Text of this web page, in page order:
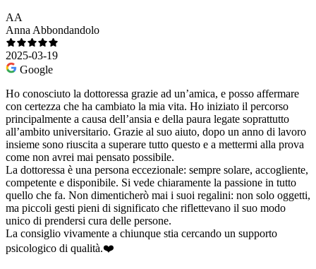
AA
Anna Abbondandolo
2025-03-19
Google
Ho conosciuto la dottoressa grazie ad un’amica, e posso affermare
con certezza che ha cambiato la mia vita. Ho iniziato il percorso
principalmente a causa dell’ansia e della paura legate soprattutto
all’ambito universitario. Grazie al suo aiuto, dopo un anno di lavoro
insieme sono riuscita a superare tutto questo e a mettermi alla prova
come non avrei mai pensato possibile.
La dottoressa è una persona eccezionale: sempre solare, accogliente,
competente e disponibile. Si vede chiaramente la passione in tutto
quello che fa. Non dimenticherò mai i suoi regalini: non solo oggetti,
ma piccoli gesti pieni di significato che riflettevano il suo modo
unico di prendersi cura delle persone.
La consiglio vivamente a chiunque stia cercando un supporto
psicologico di qualità.❤️